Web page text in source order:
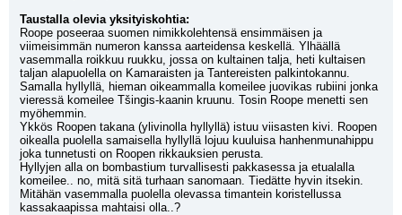
Taustalla olevia yksityiskohtia:
Roope poseeraa suomen nimikkolehtensä ensimmäisen ja
viimeisimmän numeron kanssa aarteidensa keskellä. Ylhäällä
vasemmalla roikkuu ruukku, jossa on kultainen talja, heti kultaisen
taljan alapuolella on Kamaraisten ja Tantereisten palkintokannu.
Samalla hyllyllä, hieman oikeammalla komeilee juovikas rubiini jonka
vieressä komeilee Tšingis-kaanin kruunu. Tosin Roope menetti sen
myöhemmin.
Ykkös Roopen takana (ylivinolla hyllyllä) istuu viisasten kivi. Roopen
oikealla puolella samaisella hyllyllä lojuu kuuluisa hanhenmunahippu
joka tunnetusti on Roopen rikkauksien perusta.
Hyllyjen alla on bombastium turvallisesti pakkasessa ja etualalla
komeilee.. no, mitä sitä turhaan sanomaan. Tiedätte hyvin itsekin.
Mitähän vasemmalla puolella olevassa timantein koristellussa
kassakaapissa mahtaisi olla..?